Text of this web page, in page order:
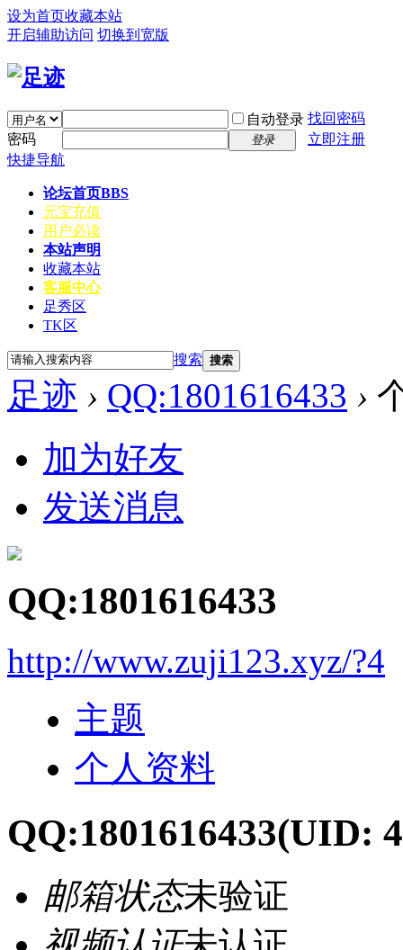
设为首页收藏本站
开启辅助访问 切换到宽版
自动登录 找回密码
密码
登录
立即注册
快捷导航
论坛首页BBS
元宝充值
用户必读
本站声明
收藏本站
客服中心
足秀区
TK区
搜索 搜索
足迹 › QQ:1801616433 ›
加为好友
发送消息
QQ:1801616433
http://www.zuji123.xyz/?4
主题
个人资料
QQ:1801616433(UID:
邮箱状态未验证